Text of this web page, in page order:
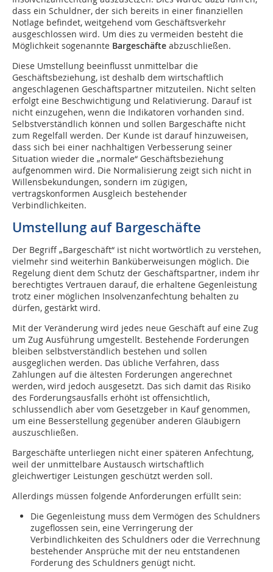
dass ein Schuldner, der sich bereits in einer finanziellen
Notlage befindet, weitgehend vom Geschäftsverkehr
ausgeschlossen wird. Um dies zu vermeiden besteht die
Möglichkeit sogenannte Bargeschäfte abzuschließen.
Diese Umstellung beeinflusst unmittelbar die
Geschäftsbeziehung, ist deshalb dem wirtschaftlich
angeschlagenen Geschäftspartner mitzuteilen. Nicht selten
erfolgt eine Beschwichtigung und Relativierung. Darauf ist
nicht einzugehen, wenn die Indikatoren vorhanden sind.
Selbstverständlich können und sollen Bargeschäfte nicht
zum Regelfall werden. Der Kunde ist darauf hinzuweisen,
dass sich bei einer nachhaltigen Verbesserung seiner
Situation wieder die „normale“ Geschäftsbeziehung
aufgenommen wird. Die Normalisierung zeigt sich nicht in
Willensbekundungen, sondern im zügigen,
vertragskonformen Ausgleich bestehender
Verbindlichkeiten.
Umstellung auf Bargeschäfte
Der Begriff „Bargeschäft“ ist nicht wortwörtlich zu verstehen,
vielmehr sind weiterhin Banküberweisungen möglich. Die
Regelung dient dem Schutz der Geschäftspartner, indem ihr
berechtigtes Vertrauen darauf, die erhaltene Gegenleistung
trotz einer möglichen Insolvenzanfechtung behalten zu
dürfen, gestärkt wird.
Mit der Veränderung wird jedes neue Geschäft auf eine Zug
um Zug Ausführung umgestellt. Bestehende Forderungen
bleiben selbstverständlich bestehen und sollen
ausgeglichen werden. Das übliche Verfahren, dass
Zahlungen auf die ältesten Forderungen angerechnet
werden, wird jedoch ausgesetzt. Das sich damit das Risiko
des Forderungsausfalls erhöht ist offensichtlich,
schlussendlich aber vom Gesetzgeber in Kauf genommen,
um eine Besserstellung gegenüber anderen Gläubigern
auszu­schließen.
Bargeschäfte unterliegen nicht einer späteren Anfechtung,
weil der unmittelbare Austausch wirtschaftlich
gleichwertiger Leistungen geschützt werden soll.
Allerdings müssen folgende Anforderungen erfüllt sein:
Die Gegenleistung muss dem Vermögen des Schuldners
zugeflossen sein, eine Verringerung der
Verbindlichkeiten des Schuldners oder die Verrechnung
bestehender Ansprüche mit der neu entstandenen
Forderung des Schuldners genügt nicht.